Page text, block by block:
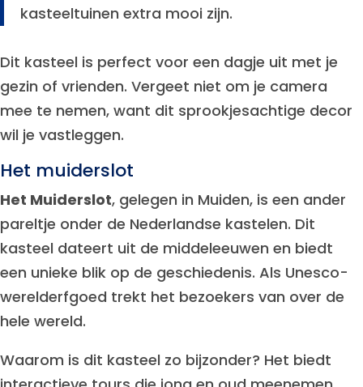
kasteeltuinen extra mooi zijn.
Dit kasteel is perfect voor een dagje uit met je
gezin of vrienden. Vergeet niet om je camera
mee te nemen, want dit sprookjesachtige decor
wil je vastleggen.
Het muiderslot
Het Muiderslot, gelegen in Muiden, is een ander
pareltje onder de Nederlandse kastelen. Dit
kasteel dateert uit de middeleeuwen en biedt
een unieke blik op de geschiedenis. Als Unesco-
werelderfgoed trekt het bezoekers van over de
hele wereld.
Waarom is dit kasteel zo bijzonder? Het biedt